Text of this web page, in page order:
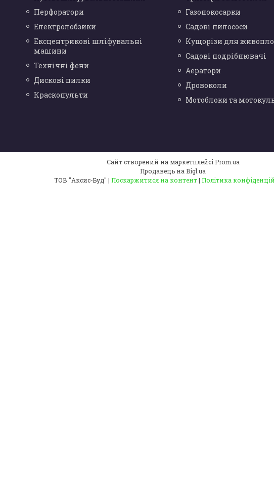
Перфоратори
Електролобзики
Ексцентрикові шліфувальні
машини
Технічні фени
Дискові пилки
Краскопульти
Газонокосарки
Садові пилососи
Кущорізи для
Садові подрібнювачі
Аератори
Дровоколи
Мотоблоки та
Сайт створений на маркетплейсі Prom.ua
Продавець на Bigl.ua
ТОВ "Аксис-Буд" | Поскаржитися на контент | Політика